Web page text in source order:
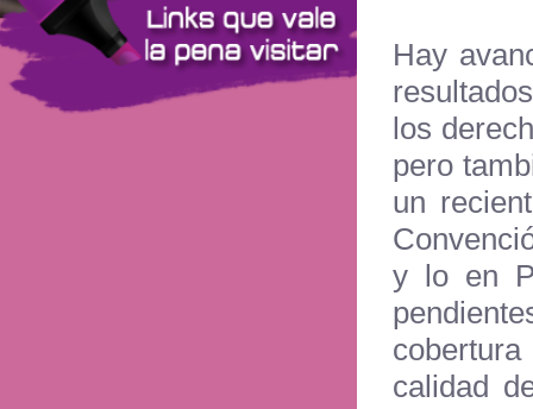
Hay
los
pero
un
y lo en
calidad